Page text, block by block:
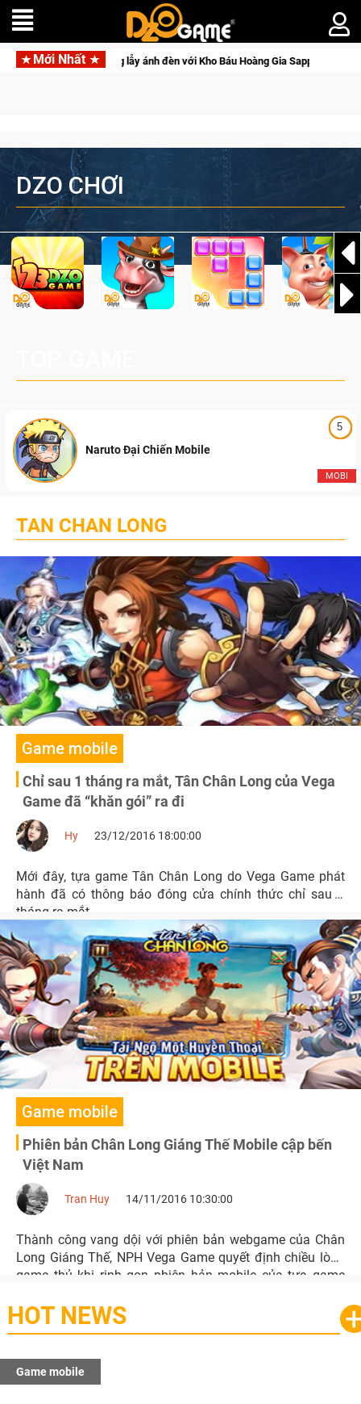
Mới Nhất
sẽ lộng lẫy ánh đèn với Kho Báu Hoàng Gia Sapphire Neon Punk
DZO CHƠI
5
MOBI
Naruto Đại Chiến Mobile
TAN CHAN LONG
Game mobile
Chỉ sau 1 tháng ra mắt, Tân Chân Long của Vega
Game đã “khăn gói” ra đi
Hy 23/12/2016 18:00:00
Mới đây, tựa game Tân Chân Long do Vega Game phát
hành đã có thông báo đóng cửa chính thức chỉ sau 1
tháng ra mắt.
Game mobile
Phiên bản Chân Long Giáng Thế Mobile cập bến
Việt Nam
Tran Huy 14/11/2016 10:30:00
Thành công vang dội với phiên bản webgame của Chân
Long Giáng Thế, NPH Vega Game quyết định chiều lòng
game thủ khi rinh gọn phiên bản mobile của tựa game
HOT NEWS
Game mobile